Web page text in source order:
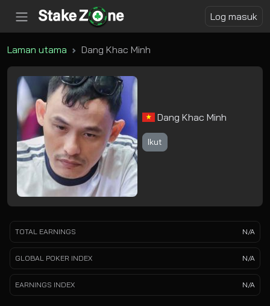
Log masuk
Laman utama Dang Khac Minh
Dang Khac Minh
Ikut
TOTAL EARNINGS N/A
GLOBAL POKER INDEX N/A
EARNINGS INDEX N/A